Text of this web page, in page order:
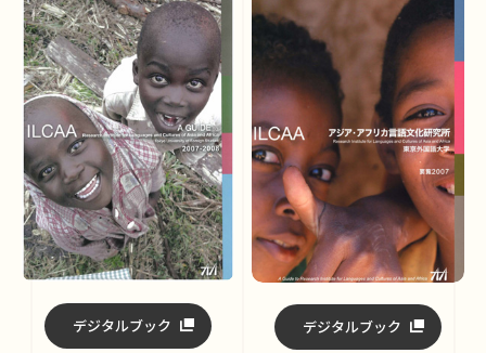
デジタルブック デジタルブック